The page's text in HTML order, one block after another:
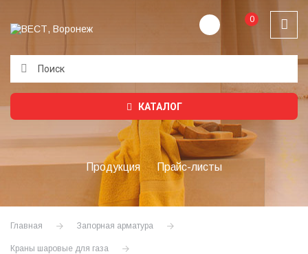
0
КАТАЛОГ
Продукция Прайс-листы
Главная Запорная арматура
Краны шаровые для газа